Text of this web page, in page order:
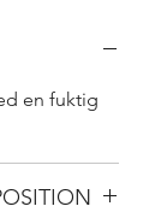
en fuktig